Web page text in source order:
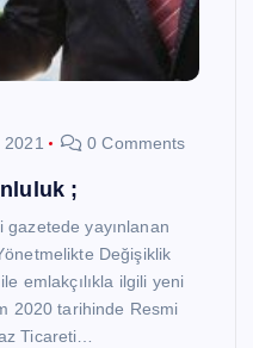
0 Comments
;
yayınlanan
Değişiklik
emlakçılıkla ilgili yeni
2020 tarihinde Resmi
Ticareti…